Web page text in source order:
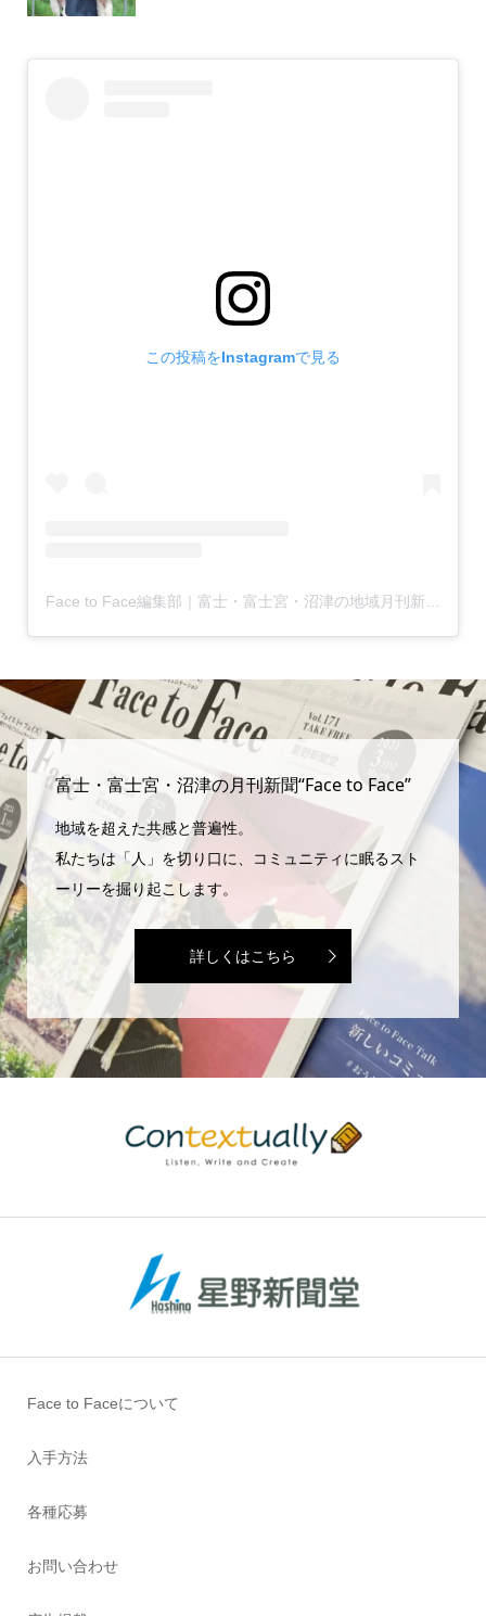
この投稿をInstagramで見る
富士・富士宮・沼津の月刊新聞“Face to Face”
地域を超えた共感と普遍性。
私たちは「人」を切り口に、コミュニティに眠るスト
ーリーを掘り起こします。
詳しくはこちら
Face to Faceについて
入手方法
各種応募
お問い合わせ